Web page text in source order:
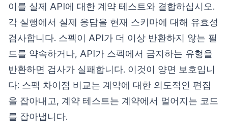
이를 실제 API에 대한 계약 테스트와 결합하십시오.
각 실행에서 실제 응답을 현재 스키마에 대해 유효성
검사합니다. 스펙이 API가 더 이상 반환하지 않는 필
드를 약속하거나, API가 스펙에서 금지하는 유형을
반환하면 검사가 실패합니다. 이것이 양면 보호입니
다: 스펙 차이점 비교는 계약에 대한 의도적인 편집
을 잡아내고, 계약 테스트는 계약에서 멀어지는 코드
를 잡아냅니다.